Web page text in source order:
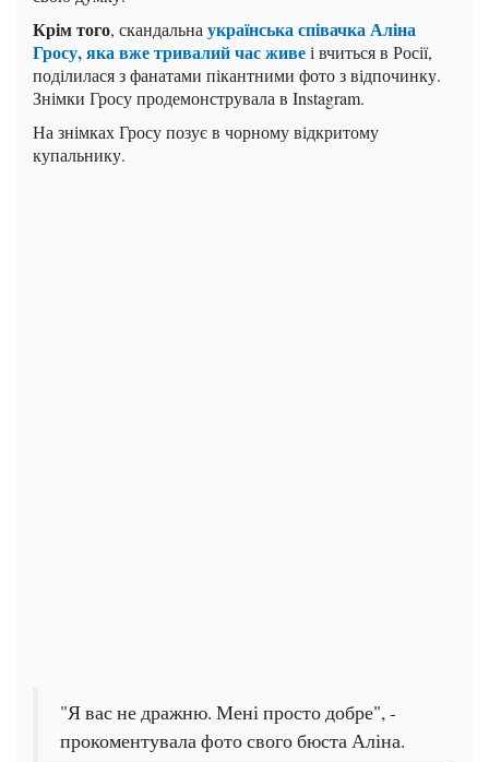
Крім того, скандальна українська співачка Аліна
Гросу, яка вже тривалий час живеі вчиться в Росії,
поділилася з фанатами пікантними фото з відпочинку.
Знімки Гросу продемонструвала в Instagram.
На знімках Гросу позує в чорному відкритому
купальнику.
"Я вас не дражню. Мені просто добре", -
прокоментувала фото свого бюста Аліна.